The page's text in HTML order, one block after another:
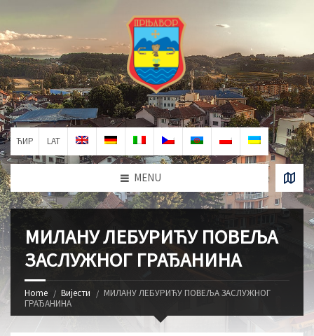
ЋИР LAT
MENU
МИЛАНУ ЛЕБУРИЋУ ПОВЕЉА
ЗАСЛУЖНОГ ГРАЂАНИНА
Home Вијести
МИЛАНУ ЛЕБУРИЋУ ПОВЕЉА ЗАСЛУЖНОГ
ГРАЂАНИНА